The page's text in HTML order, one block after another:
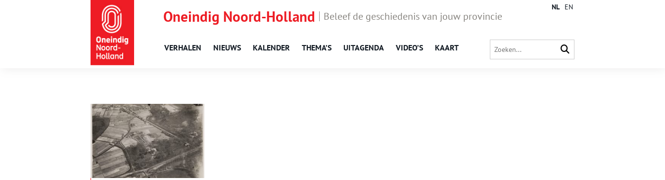
Oneindig Noord-Holland Beleef de geschiedenis van jouw provincie
VERHALEN NIEUWS KALENDER THEMA’S UITAGENDA VIDEO’S KAART
NL EN